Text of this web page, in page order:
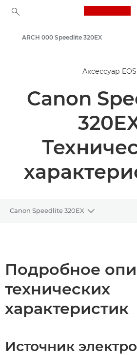
ARCH 000 Speedlite 320EX
Аксессуар EOS
Canon
Canon Speedlite 320EX
Toggle
Подробное
технических
характеристик
Источник